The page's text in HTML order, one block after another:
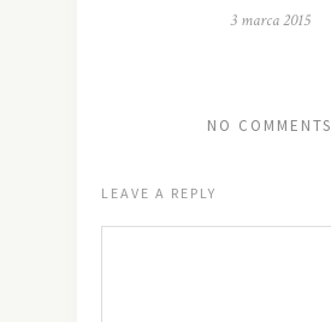
3 marca 2015
NO COMMENTS
LEAVE A REPLY